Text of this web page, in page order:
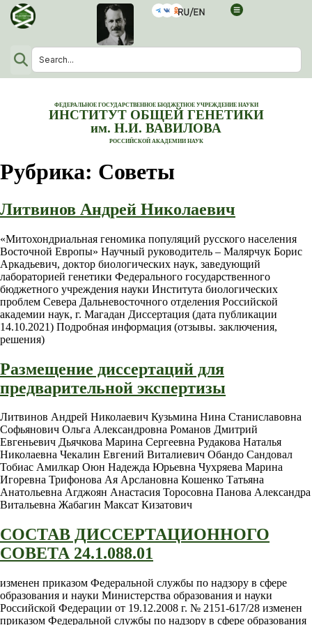
ФЕДЕРАЛЬНОЕ ГОСУДАРСТВЕННОЕ БЮДЖЕТНОЕ УЧРЕЖДЕНИЕ НАУКИ
ИНСТИТУТ ОБЩЕЙ ГЕНЕТИКИ
им. Н.И. ВАВИЛОВА
РОССИЙСКОЙ АКАДЕМИИ НАУК
Рубрика: Советы
Литвинов Андрей Николаевич
«Митохондриальная геномика популяций русского населения
Восточной Европы» Научный руководитель – Малярчук Борис
Аркадьевич, доктор биологических наук, заведующий
лабораторией генетики Федерального государственного
бюджетного учреждения науки Института биологических
проблем Севера Дальневосточного отделения Российской
академии наук, г. Магадан Диссертация (дата публикации
14.10.2021) Подробная информация (отзывы. заключения,
решения)
Размещение диссертаций для
предварительной экспертизы
Литвинов Андрей Николаевич Кузьмина Нина Станиславовна
Софьянович Ольга Александровна Романов Дмитрий
Евгеньевич Дьячкова Марина Сергеевна Рудакова Наталья
Николаевна Чекалин Евгений Виталиевич Обандо Сандовал
Тобиас Амилкар Оюн Надежда Юрьевна Чухряева Марина
Игоревна Трифонова Ая Арслановна Кошенко Татьяна
Анатольевна Агджоян Анастасия Торосовна Панова Александра
Витальевна Жабагин Максат Кизатович
СОСТАВ ДИССЕРТАЦИОННОГО
СОВЕТА 24.1.088.01
изменен приказом Федеральной службы по надзору в сфере
образования и науки Министерства образования и науки
Российской Федерации от 19.12.2008 г. № 2151-617/28 изменен
приказом Федеральной службы по надзору в сфере образования